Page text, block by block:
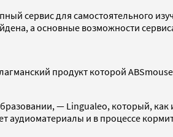
сервис для самостоятельного
а основные возможности
продукт которой
— Lingualeo, который, как
и в процессе